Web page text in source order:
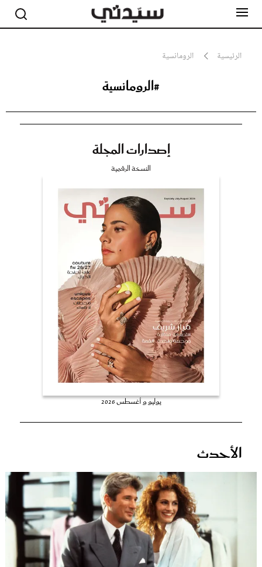
الرئيسية الرومانسية
#الرومانسية
إصدارات المجلة
النسخة الرقمية
يوليو و أغسطس 2026
الأحدث
جمال
صحة ورشاقة
عروس سيدتي
غلاف رفمي